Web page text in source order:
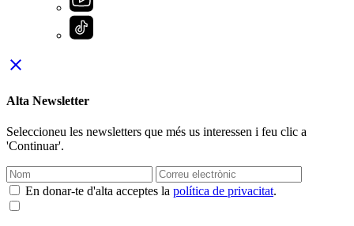
close
Alta Newsletter
Seleccioneu les newsletters que més us interessen i feu clic a
'Continuar'.
En donar-te d'alta acceptes la política de privacitat.